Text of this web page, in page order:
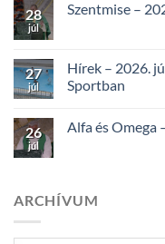
28
júl
Szentmise –
27
júl
Hírek – 2026.
Sportban
26
júl
Alfa és Omega
ARCHÍVUM